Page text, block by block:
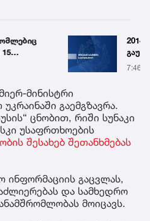
2014
7:46
მინისტრი
გაემგზავრა.
ცნობით, რიში სუნაკი
უსაფრთხოების
შესახებ შეთანხმებას
ინფორმაციის გაცვლას,
და სამხედრო
მოიცავს.